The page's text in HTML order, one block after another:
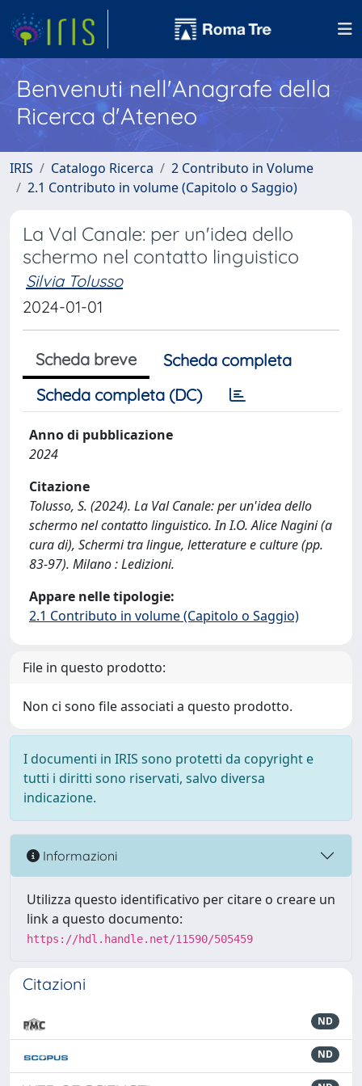
Benvenuti nell'Anagrafe della
Ricerca d'Ateneo
IRIS Catalogo Ricerca
2 Contributo in Volume
2.1 Contributo in volume (Capitolo o Saggio)
La Val Canale: per un'idea dello
schermo nel contatto linguistico
Silvia Tolusso
2024-01-01
Scheda breve
Scheda completa
Scheda completa (DC)
Anno di pubblicazione
2024
Citazione
Tolusso, S. (2024). La Val Canale: per un'idea dello
schermo nel contatto linguistico. In I.O. Alice Nagini (a
cura di), Schermi tra lingue, letterature e culture (pp.
83-97). Milano : Ledizioni.
Appare nelle tipologie:
2.1 Contributo in volume (Capitolo o Saggio)
File in questo prodotto:
Non ci sono file associati a questo prodotto.
I documenti in IRIS sono protetti da copyright e
tutti i diritti sono riservati, salvo diversa
indicazione.
Informazioni
Utilizza questo identificativo per citare o creare un
link a questo documento:
https://hdl.handle.net/11590/505459
Citazioni
ND
ND